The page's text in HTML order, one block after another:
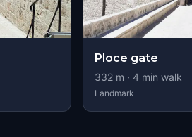
Ploce gate
332 m · 4 min walk
Landmark